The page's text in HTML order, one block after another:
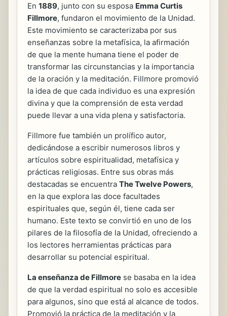
En 1889, junto con su esposa Emma Curtis
Fillmore, fundaron el movimiento de la Unidad.
Este movimiento se caracterizaba por sus
enseñanzas sobre la metafísica, la afirmación
de que la mente humana tiene el poder de
transformar las circunstancias y la importancia
de la oración y la meditación. Fillmore promovió
la idea de que cada individuo es una expresión
divina y que la comprensión de esta verdad
puede llevar a una vida plena y satisfactoria.
Fillmore fue también un prolífico autor,
dedicándose a escribir numerosos libros y
artículos sobre espiritualidad, metafísica y
prácticas religiosas. Entre sus obras más
destacadas se encuentra The Twelve Powers,
en la que explora las doce facultades
espirituales que, según él, tiene cada ser
humano. Este texto se convirtió en uno de los
pilares de la filosofía de la Unidad, ofreciendo a
los lectores herramientas prácticas para
desarrollar su potencial espiritual.
La enseñanza de Fillmore se basaba en la idea
de que la verdad espiritual no solo es accesible
para algunos, sino que está al alcance de todos.
Promovió la práctica de la meditación y la